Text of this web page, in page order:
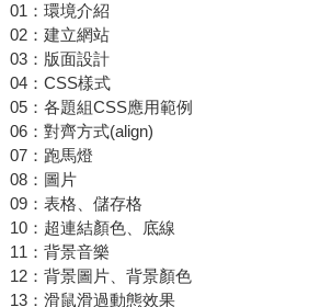
01：環境介紹
02：建立網站
03：版面設計
04：CSS樣式
05：各題組CSS應用範例
06：對齊方式(align)
07：跑馬燈
08：圖片
09：表格、儲存格
10：超連結顏色、底線
11：背景音樂
12：背景圖片、背景顏色
13：滑鼠滑過動態效果